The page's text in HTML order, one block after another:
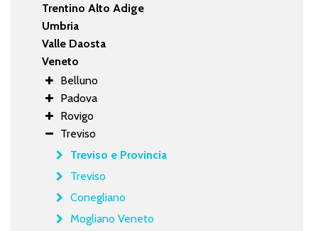
Trentino Alto Adige
Umbria
Valle Daosta
Veneto
Belluno
Padova
Rovigo
Treviso
Treviso e Provincia
Treviso
Conegliano
Mogliano Veneto